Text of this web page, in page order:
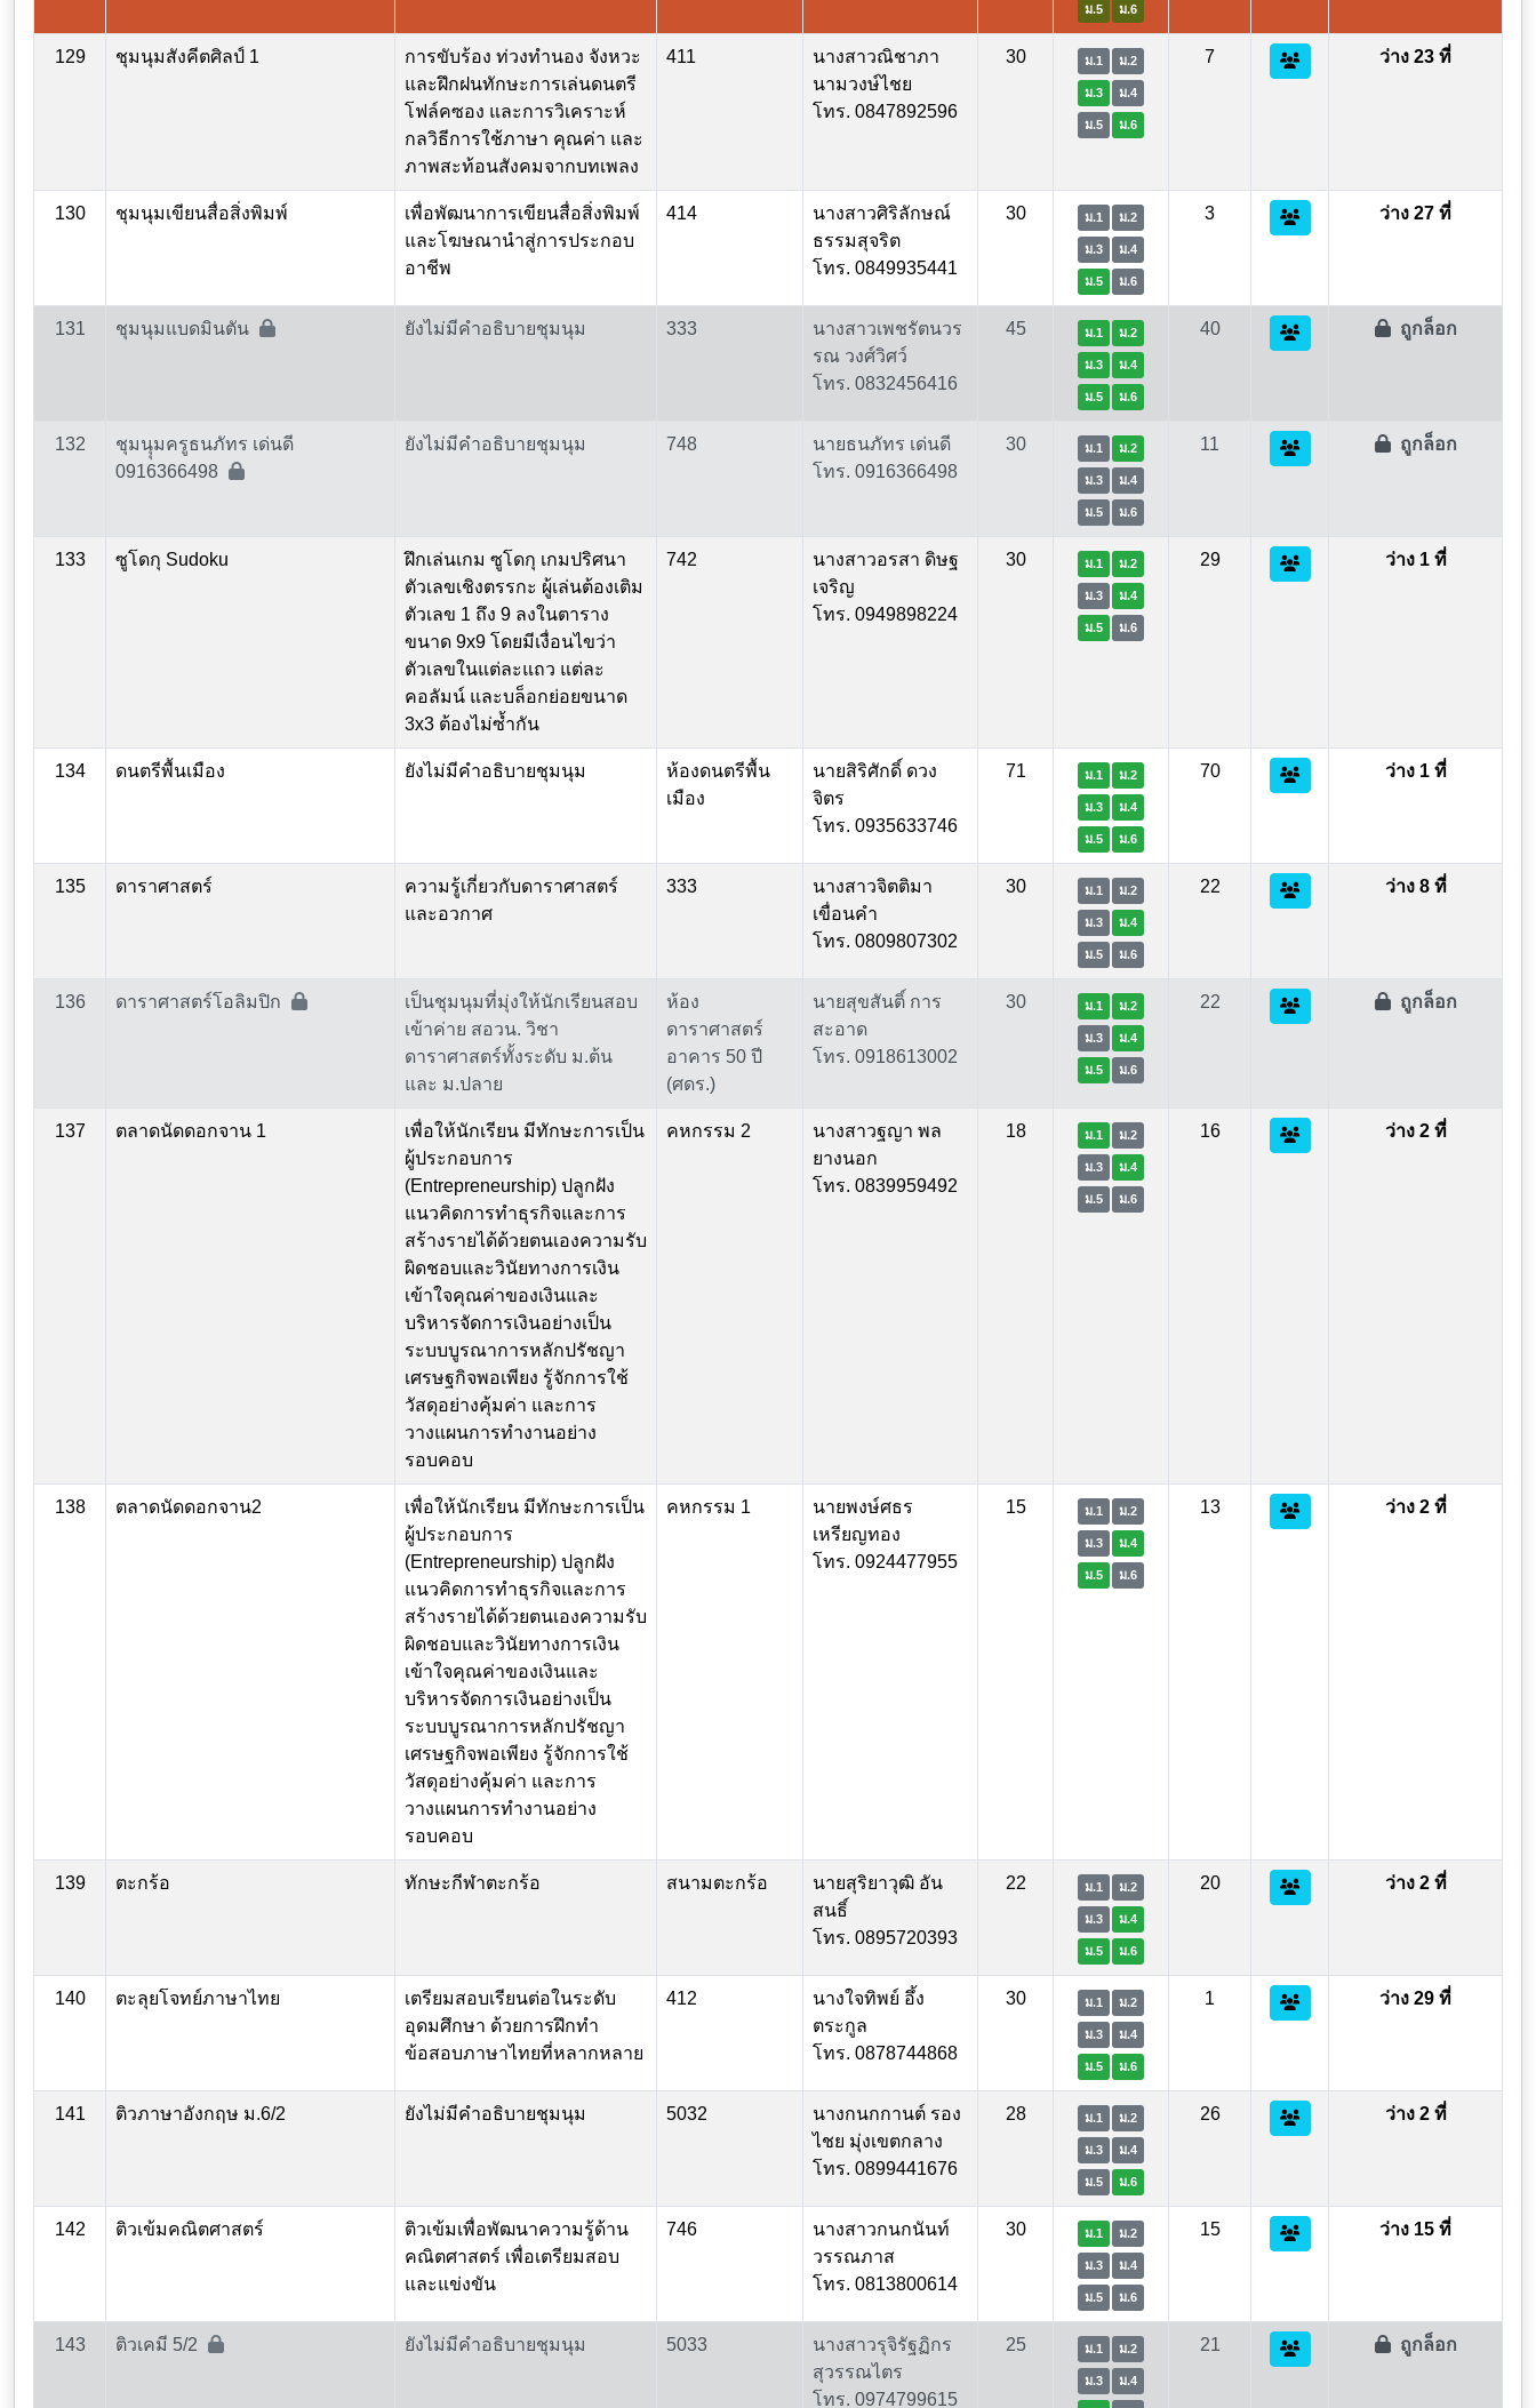
ม.5 ม.6
129 ชุมนุมสังคีตศิลป์ 1
การขับร้อง ท่วงทำนอง จังหวะ
และฝึกฝนทักษะการเล่นดนตรี
โฟล์คซอง และการวิเคราะห์
กลวิธีการใช้ภาษา คุณค่า และ
ภาพสะท้อนสังคมจากบทเพลง
411
นางสาวณิชาภา
นามวงษ์ไชย
โทร. 0847892596
30 ม.1 ม.2
ม.3 ม.4
ม.5 ม.6
7 ว่าง 23 ที่
130 ชุมนุมเขียนสื่อสิ่งพิมพ์
เพื่อพัฒนาการเขียนสื่อสิ่งพิมพ์
และโฆษณานำสู่การประกอบ
อาชีพ
414
นางสาวศิริลักษณ์
ธรรมสุจริต
โทร. 0849935441
30 ม.1 ม.2
ม.3 ม.4
ม.5 ม.6
3 ว่าง 27 ที่
131 ชุมนุมแบดมินตัน ยังไม่มีคำอธิบายชุมนุม 333
นางสาวเพชรัตนวร
รณ วงศ์วิศว์
โทร. 0832456416
45 ม.1 ม.2
ม.3 ม.4
ม.5 ม.6
40 ถูกล็อก
132
ชุมนุุมครูธนภัทร เด่นดี
0916366498
ยังไม่มีคำอธิบายชุมนุม 748
นายธนภัทร เด่นดี
โทร. 0916366498
30 ม.1 ม.2
ม.3 ม.4
ม.5 ม.6
11 ถูกล็อก
133 ซูโดกุ Sudoku
ฝึกเล่นเกม ซูโดกุ เกมปริศนา
ตัวเลขเชิงตรรกะ ผู้เล่นต้องเติม
ตัวเลข 1 ถึง 9 ลงในตาราง
ขนาด 9x9 โดยมีเงื่อนไขว่า
ตัวเลขในแต่ละแถว แต่ละ
คอลัมน์ และบล็อกย่อยขนาด
3x3 ต้องไม่ซ้ำกัน
742
นางสาวอรสา ดิษฐ
เจริญ
โทร. 0949898224
30 ม.1 ม.2
ม.3 ม.4
ม.5 ม.6
29 ว่าง 1 ที่
134 ดนตรีพื้นเมือง ยังไม่มีคำอธิบายชุมนุม
ห้องดนตรีพื้น
เมือง
นายสิริศักดิ์ ดวง
จิตร
โทร. 0935633746
71 ม.1 ม.2
ม.3 ม.4
ม.5 ม.6
70 ว่าง 1 ที่
135 ดาราศาสตร์
ความรู้เกี่ยวกับดาราศาสตร์
และอวกาศ
333
นางสาวจิตติมา
เขื่อนคำ
โทร. 0809807302
30 ม.1 ม.2
ม.3 ม.4
ม.5 ม.6
22 ว่าง 8 ที่
136 ดาราศาสตร์โอลิมปิก
เป็นชุมนุมที่มุ่งให้นักเรียนสอบ
เข้าค่าย สอวน. วิชา
ดาราศาสตร์ทั้งระดับ ม.ต้น
และ ม.ปลาย
ห้อง
ดาราศาสตร์
อาคาร 50 ปี
(ศดร.)
นายสุขสันติ์ การ
สะอาด
โทร. 0918613002
30 ม.1 ม.2
ม.3 ม.4
ม.5 ม.6
22 ถูกล็อก
137 ตลาดนัดดอกจาน 1
เพื่อให้นักเรียน มีทักษะการเป็น
ผู้ประกอบการ
(Entrepreneurship) ปลูกฝัง
แนวคิดการทำธุรกิจและการ
สร้างรายได้ด้วยตนเองความรับ
ผิดชอบและวินัยทางการเงิน
เข้าใจคุณค่าของเงินและ
บริหารจัดการเงินอย่างเป็น
ระบบบูรณาการหลักปรัชญา
เศรษฐกิจพอเพียง รู้จักการใช้
วัสดุอย่างคุ้มค่า และการ
วางแผนการทำงานอย่าง
รอบคอบ
คหกรรม 2
นางสาวฐญา พล
ยางนอก
โทร. 0839959492
18 ม.1 ม.2
ม.3 ม.4
ม.5 ม.6
16 ว่าง 2 ที่
138 ตลาดนัดดอกจาน2
เพื่อให้นักเรียน มีทักษะการเป็น
ผู้ประกอบการ
(Entrepreneurship) ปลูกฝัง
แนวคิดการทำธุรกิจและการ
สร้างรายได้ด้วยตนเองความรับ
ผิดชอบและวินัยทางการเงิน
เข้าใจคุณค่าของเงินและ
บริหารจัดการเงินอย่างเป็น
ระบบบูรณาการหลักปรัชญา
เศรษฐกิจพอเพียง รู้จักการใช้
วัสดุอย่างคุ้มค่า และการ
วางแผนการทำงานอย่าง
รอบคอบ
คหกรรม 1
นายพงษ์ศธร
เหรียญทอง
โทร. 0924477955
15 ม.1 ม.2
ม.3 ม.4
ม.5 ม.6
13 ว่าง 2 ที่
139 ตะกร้อ ทักษะกีฬาตะกร้อ สนามตะกร้อ
นายสุริยาวุฒิ อัน
สนธิ์
โทร. 0895720393
22 ม.1 ม.2
ม.3 ม.4
ม.5 ม.6
20 ว่าง 2 ที่
140 ตะลุยโจทย์ภาษาไทย
เตรียมสอบเรียนต่อในระดับ
อุดมศึกษา ด้วยการฝึกทำ
ข้อสอบภาษาไทยที่หลากหลาย
412
นางใจทิพย์ อึ้ง
ตระกูล
โทร. 0878744868
30 ม.1 ม.2
ม.3 ม.4
ม.5 ม.6
1 ว่าง 29 ที่
141 ติวภาษาอังกฤษ ม.6/2 ยังไม่มีคำอธิบายชุมนุม 5032
นางกนกกานต์ รอง
ไชย มุ่งเขตกลาง
โทร. 0899441676
28 ม.1 ม.2
ม.3 ม.4
ม.5 ม.6
26 ว่าง 2 ที่
142 ติวเข้มคณิตศาสตร์
ติวเข้มเพื่อพัฒนาความรู้ด้าน
คณิตศาสตร์ เพื่อเตรียมสอบ
และแข่งขัน
746
นางสาวกนกนันท์
วรรณภาส
โทร. 0813800614
30 ม.1 ม.2
ม.3 ม.4
ม.5 ม.6
15 ว่าง 15 ที่
143 ติวเคมี 5/2 ยังไม่มีคำอธิบายชุมนุม 5033
นางสาวรุจิรัฐฏิกร
สุวรรณไตร
โทร. 0974799615
25 ม.1 ม.2
ม.3 ม.4
21 ถูกล็อก